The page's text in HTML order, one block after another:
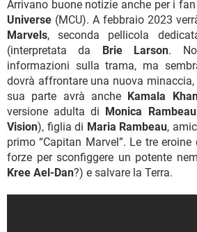
Arrivano buone notizie anche per i
Universe (MCU). A febbraio 2023
Marvels, seconda pellicola
(interpretata da Brie Larson.
informazioni sulla trama, ma
dovrà affrontare una nuova
sua parte avrà anche Kamala
versione adulta di Monica Rambeau
Vision), figlia di Maria Rambeau,
primo “Capitan Marvel”. Le tre
forze per sconfiggere un potente
Kree Ael-Dan?) e salvare la Terra.